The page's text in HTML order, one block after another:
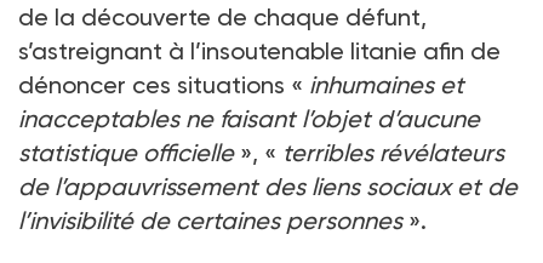
de la découverte de chaque défunt,
s’astreignant à l’insoutenable litanie afin de
dénoncer ces situations « inhumaines et
inacceptables ne faisant l’objet d’aucune
statistique officielle », « terribles révélateurs
de l’appauvrissement des liens sociaux et de
l’invisibilité de certaines personnes ».